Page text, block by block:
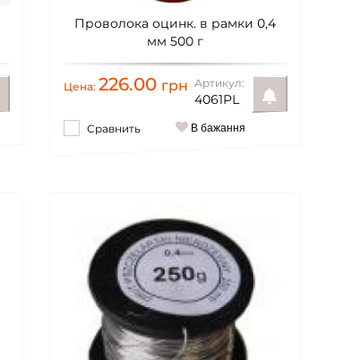
Проволока оцинк. в рамки 0,4
мм 500 г
Цена: 226.00 грн Артикул:
4061PL
Сравнить В бажання